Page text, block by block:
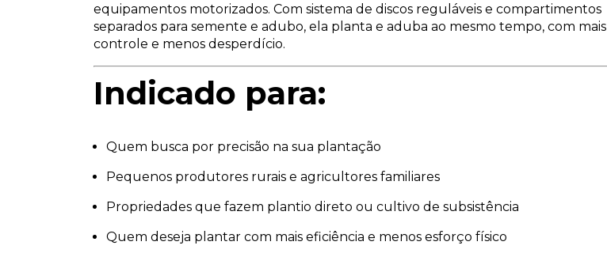
equipamentos motorizados. Com sistema de discos reguláveis e compartimentos
separados para semente e adubo, ela planta e aduba ao mesmo tempo, com mais
controle e menos desperdício.
Indicado para:
Quem busca por precisão na sua plantação
Pequenos produtores rurais e agricultores familiares
Propriedades que fazem plantio direto ou cultivo de subsistência
Quem deseja plantar com mais eficiência e menos esforço físico